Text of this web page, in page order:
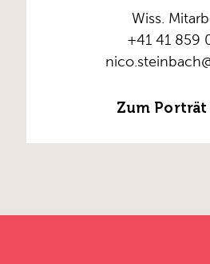
Wiss.
+41 41 859
Zum Porträt